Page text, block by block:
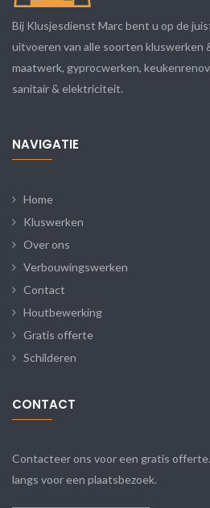
Bij Klusjesdienst Marc bent u op de
uitvoeren van alle soorten kluswerken
maatwerk, gyprocwerken,
sanitair & elektriciteit.
NAVIGATIE
Home
Kluswerken
Over ons
Verbouwingswerken
Contact
Houtbewerking
Gratis offerte
Schilderen
CONTACT
Contacteer ons voor een gratis
langs voor een plaatsbezoek.